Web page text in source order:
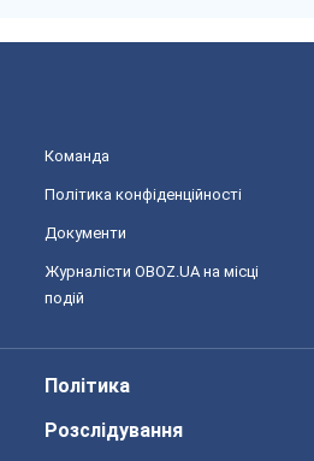
Команда
Політика конфіденційності
Документи
Журналісти OBOZ.UA на місці
подій
Політика
Розслідування